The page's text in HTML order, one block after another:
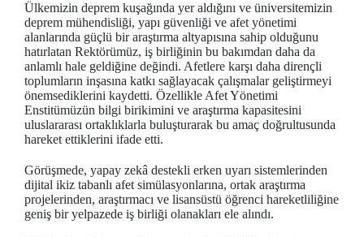
Ülkemizin deprem kuşağında yer aldığını ve üniversitemizin
deprem mühendisliği, yapı güvenliği ve afet yönetimi
alanlarında güçlü bir araştırma altyapısına sahip olduğunu
hatırlatan Rektörümüz, iş birliğinin bu bakımdan daha da
anlamlı hale geldiğine değindi. Afetlere karşı daha dirençli
toplumların inşasına katkı sağlayacak çalışmalar geliştirmeyi
önemsediklerini kaydetti. Özellikle Afet Yönetimi
Enstitümüzün bilgi birikimini ve araştırma kapasitesini
uluslararası ortaklıklarla buluşturarak bu amaç doğrultusunda
hareket ettiklerini ifade etti.
Görüşmede, yapay zekâ destekli erken uyarı sistemlerinden
dijital ikiz tabanlı afet simülasyonlarına, ortak araştırma
projelerinden, araştırmacı ve lisansüstü öğrenci hareketliliğine
geniş bir yelpazede iş birliği olanakları ele alındı.